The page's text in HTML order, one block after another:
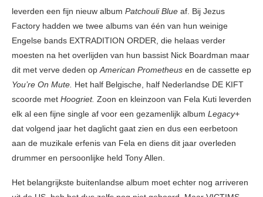
leverden een fijn nieuw album Patchouli Blue af. Bij Jezus
Factory hadden we twee albums van één van hun weinige
Engelse bands EXTRADITION ORDER, die helaas verder
moesten na het overlijden van hun bassist Nick Boardman maar
dit met verve deden opAmerican Prometheus en de cassette ep
You’re On Mute. Het half Belgische, half Nederlandse DE KIFT
scoorde met Hoogriet. Zoon en kleinzoon van Fela Kuti leverden
elk al een fijne single af voor een gezamenlijk album Legacy+
dat volgend jaar het daglicht gaat zien en dus een eerbetoon
aan de muzikale erfenis van Fela en diens dit jaar overleden
drummer en persoonlijke held Tony Allen.
Het belangrijkste buitenlandse album moet echter nog arriveren